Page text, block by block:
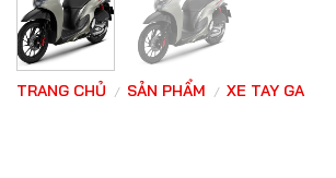
TRANG CHỦ / SẢN PHẨM / XE TAY GA